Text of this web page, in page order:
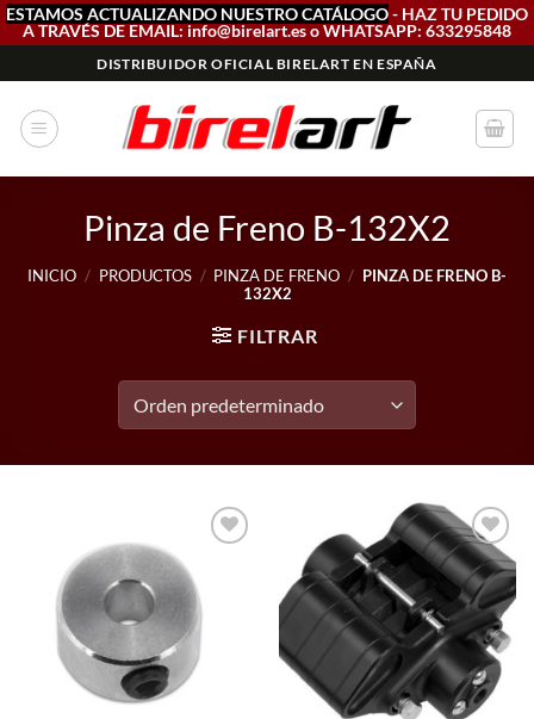
ESTAMOS ACTUALIZANDO NUESTRO CATÁLOGO- HAZ TU PEDIDO
A TRAVÉS DE EMAIL: info@birelart.es o WHATSAPP: 633295848
al
contenido
DISTRIBUIDOR OFICIAL BIRELART EN ESPAÑA
Pinza de Freno B-132X2
INICIO / PRODUCTOS / PINZA DE FRENO / PINZA DE FRENO B-
132X2
FILTRAR
Add to
wishlist